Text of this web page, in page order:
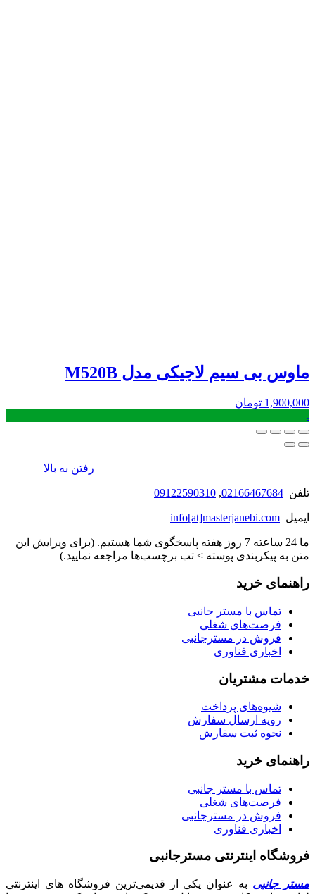
ماوس بی سیم لاجیکی مدل M520B
1,900,000 تومان
.
رفتن به بالا
تلفن 02166467684
,
09122590310
ایمیل info[at]masterjanebi.com
ما 24 ساعته 7 روز هفته پاسخگوی شما هستیم. (برای ویرایش این
متن به پیکربندی پوسته > تب برچسب‌ها مراجعه نمایید.)
راهنمای خرید
تماس با مستر جانبی
فرصت‌های شغلی
فروش در مسترجانبی
اخباری فناوری
خدمات مشتریان
شیوه‌های پرداخت
رویه ارسال سفارش
نحوه ثبت سفارش
راهنمای خرید
تماس با مستر جانبی
فرصت‌های شغلی
فروش در مسترجانبی
اخباری فناوری
فروشگاه اینترنتی مسترجانبی
مستر جانبی به عنوان یکی از قدیمی‌ترین فروشگاه های اینترنتی